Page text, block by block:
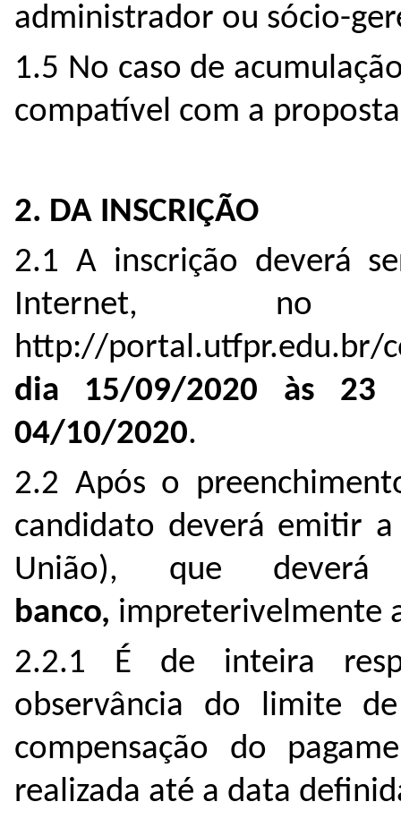
administrador ou sócio-
1.5 No caso de
compatível com a
2. DA INSCRIÇÃO
2.1 A inscrição deverá
Internet, no
http://portal.utfpr.edu.br/
dia 15/09/2020 às
04/10/2020.
2.2 Após o
candidato deverá emitir
União), que
banco, impreterivelmente
2.2.1 É de inteira
observância do limite
compensação do
realizada até a data